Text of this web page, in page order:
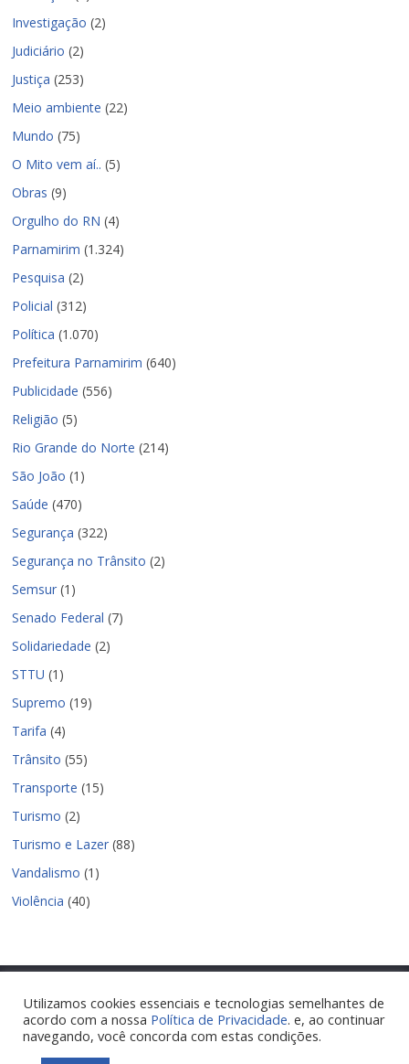
Investigação (2)
Judiciário (2)
Justiça (253)
Meio ambiente (22)
Mundo (75)
O Mito vem aí.. (5)
Obras (9)
Orgulho do RN (4)
Parnamirim (1.324)
Pesquisa (2)
Policial (312)
Política (1.070)
Prefeitura Parnamirim (640)
Publicidade (556)
Religião (5)
Rio Grande do Norte (214)
São João (1)
Saúde (470)
Segurança (322)
Segurança no Trânsito (2)
Semsur (1)
Senado Federal (7)
Solidariedade (2)
STTU (1)
Supremo (19)
Tarifa (4)
Trânsito (55)
Transporte (15)
Turismo (2)
Turismo e Lazer (88)
Vandalismo (1)
Violência (40)
Copyright © 2026Nova Parnamirim Notícias. Todos os direitos
reservados.
Tema:ColorMag
Utilizamos cookies essenciais e tecnologias semelhantes de
acordo com a nossa Política de Privacidade. e, ao continuar
navegando, você concorda com estas condições.